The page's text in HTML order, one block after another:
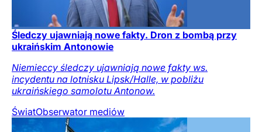
Śledczy ujawniają nowe fakty. Dron z bombą przy
ukraińskim Antonowie
Niemieccy śledczy ujawniają nowe fakty ws.
incydentu na lotnisku Lipsk/Halle, w pobliżu
ukraińskiego samolotu Antonow.
ŚwiatObserwator mediów